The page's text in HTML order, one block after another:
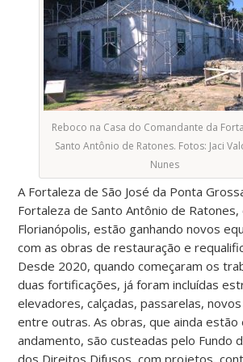
Reboco na Casa do Comandante da
Santo Antônio de Ratones. Fotos: Jaci
Nunes
A Fortaleza de São José da Ponta
Fortaleza de Santo Antônio de Ratones,
Florianópolis, estão ganhando novos
com as obras de restauração e
Desde 2020, quando começaram os
duas fortificações, já foram incluídas
elevadores, calçadas, passarelas,
entre outras. As obras, que ainda estão
andamento, são custeadas pelo Fundo
dos Direitos Difusos, com projetos,